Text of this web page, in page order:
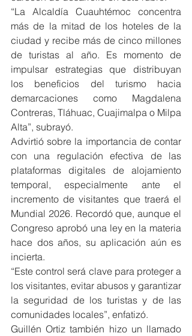
“La Alcaldía Cuauhtémoc concentra
más de la mitad de los hoteles de la
ciudad y recibe más de cinco millones
de turistas al año. Es momento de
impulsar estrategias que distribuyan
los beneficios del turismo hacia
demarcaciones como Magdalena
Contreras, Tláhuac, Cuajimalpa o Milpa
Alta”, subrayó.
Advirtió sobre la importancia de contar
con una regulación efectiva de las
plataformas digitales de alojamiento
temporal, especialmente ante el
incremento de visitantes que traerá el
Mundial 2026. Recordó que, aunque el
Congreso aprobó una ley en la materia
hace dos años, su aplicación aún es
incierta.
“Este control será clave para proteger a
los visitantes, evitar abusos y garantizar
la seguridad de los turistas y de las
comunidades locales”, enfatizó.
Guillén Ortiz también hizo un llamado